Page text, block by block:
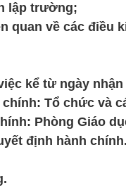
lập trường;
quan về các điều
kể từ ngày nhận
Tổ chức và
Phòng Giáo
định hành chính.